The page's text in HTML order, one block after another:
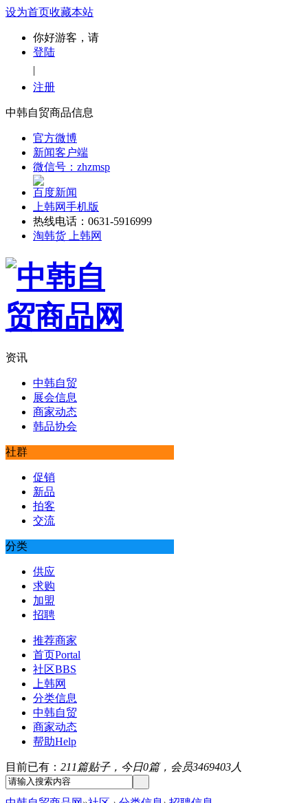
设为首页收藏本站
你好游客，请
登陆
|
注册
中韩自贸商品信息
官方微博
新闻客户端
微信号：zhzmsp
百度新闻
上韩网手机版
热线电话：0631-5916999
淘韩货 上韩网
资讯
中韩自贸
展会信息
商家动态
韩品协会
社群
促销
新品
拍客
交流
分类
供应
求购
加盟
招聘
推荐商家
首页Portal
社区BBS
上韩网
分类信息
中韩自贸
商家动态
帮助Help
目前已有： 211篇贴子，今日0篇，会员3469403人